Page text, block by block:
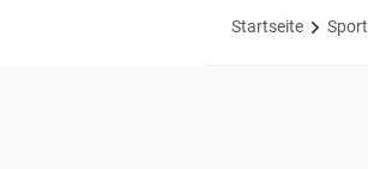
Startseite Sport